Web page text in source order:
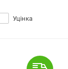
Уцінка